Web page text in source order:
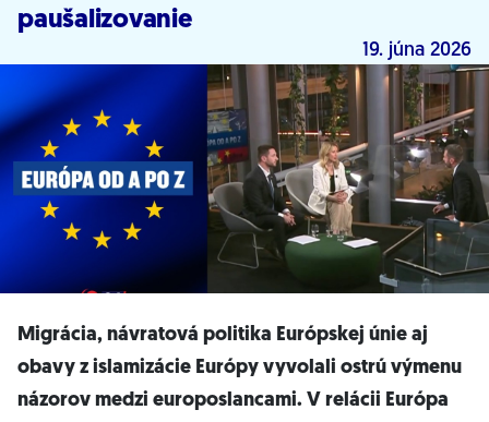
paušalizovanie
19. júna 2026
Migrácia, návratová politika Európskej únie aj
obavy z islamizácie Európy vyvolali ostrú výmenu
názorov medzi europoslancami. V relácii Európa